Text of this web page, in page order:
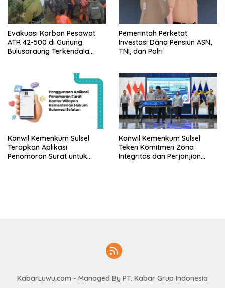
Evakuasi Korban Pesawat
ATR 42-500 di Gunung
Bulusaraung Terkendala
Pemerintah Perketat
Investasi Dana Pensiun ASN,
TNI, dan Polri
Kanwil Kemenkum Sulsel
Terapkan Aplikasi
Penomoran Surat untuk
Kanwil Kemenkum Sulsel
Teken Komitmen Zona
Integritas dan Perjanjian
KabarLuwu.com - Managed By PT. Kabar Grup Indonesia